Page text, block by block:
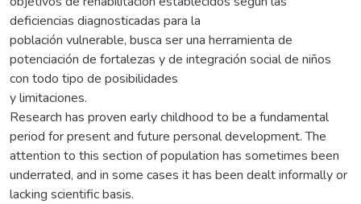
deficiencias diagnosticadas para la
población vulnerable, busca ser una herramienta de
potenciación de fortalezas y de integración social de niños
con todo tipo de posibilidades
y limitaciones.
Research has proven early childhood to be a fundamental
period for present and future personal development. The
attention to this section of population has sometimes been
underrated, and in some cases it has been dealt informally or
lacking scientific basis.